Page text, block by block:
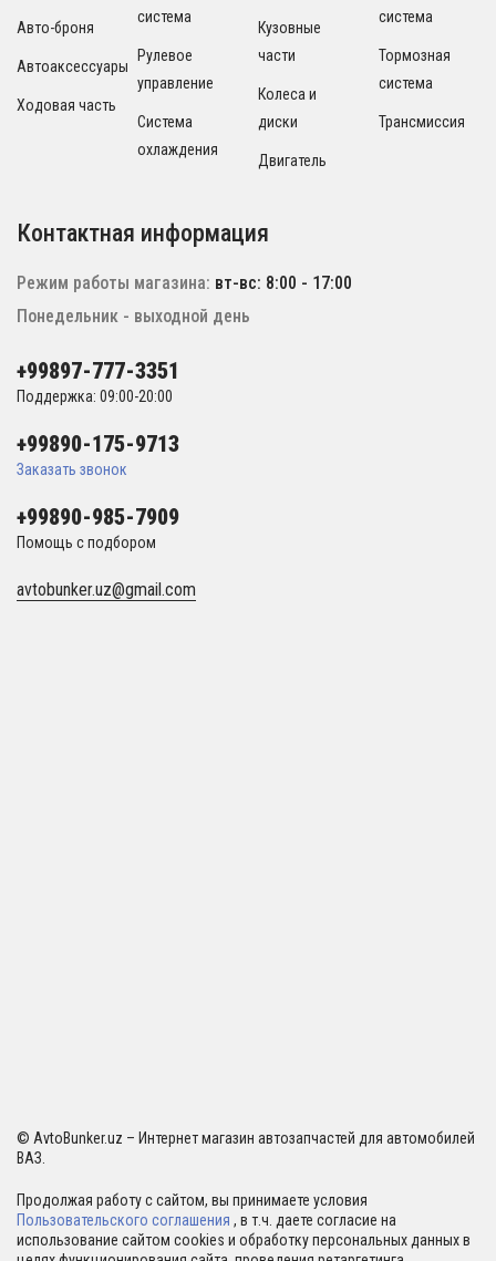
Авто-броня
Автоаксессуары
Ходовая часть
система
Рулевое
управление
Система
охлаждения
Кузовные
части
Колеса и
диски
Двигатель
система
Тормозная
система
Трансмиссия
Контактная информация
Режим работы магазина: вт-вс: 8:00 - 17:00
Понедельник - выходной день
+99897-777-3351
Поддержка: 09:00-20:00
+99890-175-9713
Заказать звонок
+99890-985-7909
Помощь с подбором
avtobunker.uz@gmail.com
© AvtoBunker.uz – Интернет магазин автозапчастей для автомобилей
ВАЗ.
Продолжая работу с сайтом, вы принимаете условия
Пользовательского соглашения , в т.ч. даете согласие на
использование сайтом cookies и обработку персональных данных в